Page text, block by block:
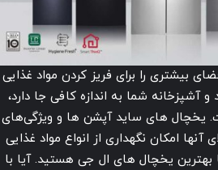
بیشتری را برای فریز کردن مواد غذایی
آشپزخانه شما به اندازه کافی جا دارد،
یخچال های ساید آپشن ها و ویژگی‌های
امکان نگهداری از انواع مواد غذایی
بهترین یخچال های ال جی هستید. آیا با